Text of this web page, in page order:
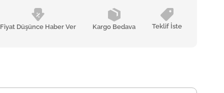
Fiyat Düşünce Haber Ver Kargo Bedava Teklif İste